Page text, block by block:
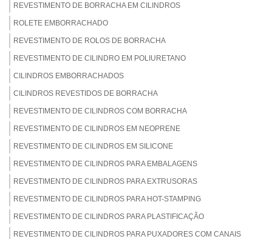
REVESTIMENTO DE BORRACHA EM CILINDROS
ROLETE EMBORRACHADO
REVESTIMENTO DE ROLOS DE BORRACHA
REVESTIMENTO DE CILINDRO EM POLIURETANO
CILINDROS EMBORRACHADOS
CILINDROS REVESTIDOS DE BORRACHA
REVESTIMENTO DE CILINDROS COM BORRACHA
REVESTIMENTO DE CILINDROS EM NEOPRENE
REVESTIMENTO DE CILINDROS EM SILICONE
REVESTIMENTO DE CILINDROS PARA EMBALAGENS
REVESTIMENTO DE CILINDROS PARA EXTRUSORAS
REVESTIMENTO DE CILINDROS PARA HOT-STAMPING
REVESTIMENTO DE CILINDROS PARA PLASTIFICAÇÃO
REVESTIMENTO DE CILINDROS PARA PUXADORES COM CANAIS